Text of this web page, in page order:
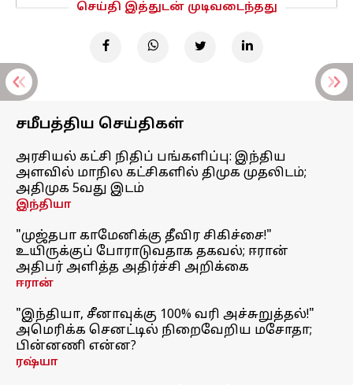
செய்தி இத்துடன் முடிவடைந்தது
சமீபத்திய செய்திகள்
அரசியல் கட்சி நிதிப் பங்களிப்பு: இந்திய
அளவில் மாநில கட்சிகளில் திமுக முதலிடம்;
அதிமுக 5வது இடம்
இந்தியா
"முஜ்தபா காமேனிக்கு தீவிர சிகிச்சை!"
உயிருக்குப் போராடுவதாக தகவல்; ஈரான்
அதிபர் அளித்த அதிர்ச்சி அறிக்கை
ஈரான்
"இந்தியா, சீனாவுக்கு 100% வரி அச்சுறுத்தல்!"
அமெரிக்க செனட்டில் நிறைவேறிய மசோதா;
பின்னணி என்ன?
ரஷ்யா